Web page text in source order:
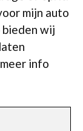
mijn auto
bieden wij
info